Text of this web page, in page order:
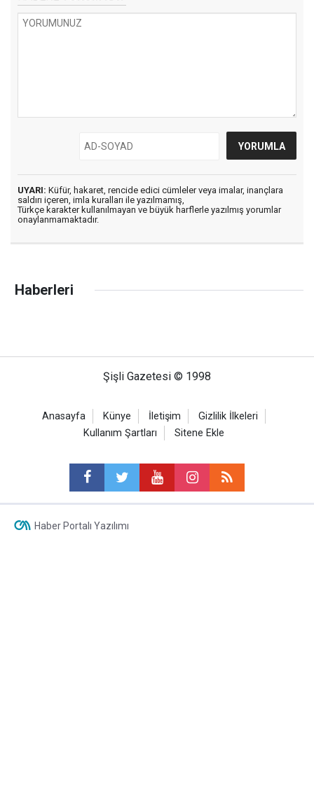
UYARI: Küfür, hakaret, rencide edici cümleler veya imalar, inançlara
saldırı içeren, imla kuralları ile yazılmamış,
Türkçe karakter kullanılmayan ve büyük harflerle yazılmış yorumlar
onaylanmamaktadır.
Haberleri
Şişli Gazetesi © 1998
Anasayfa Künye İletişim
Gizlilik İlkeleri
Kullanım Şartları
Sitene Ekle
Haber Portalı Yazılımı